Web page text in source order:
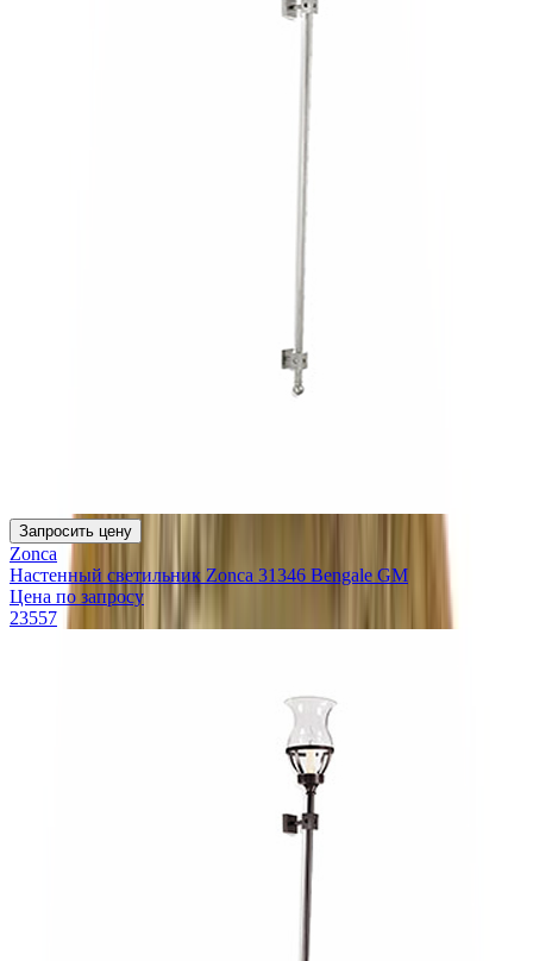
Запросить цену
Zonca
Настенный светильник Zonca 31346 Bengale GM
Цена по запросу
23557